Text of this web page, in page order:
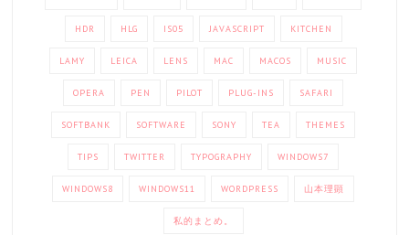
HDR HLG IS05 JAVASCRIPT KITCHEN
LAMY LEICA LENS MAC MACOS MUSIC
OPERA PEN PILOT PLUG-INS SAFARI
SOFTBANK SOFTWARE SONY TEA THEMES
TIPS TWITTER TYPOGRAPHY WINDOWS7
WINDOWS8 WINDOWS11 WORDPRESS 山本理顕
私的まとめ。